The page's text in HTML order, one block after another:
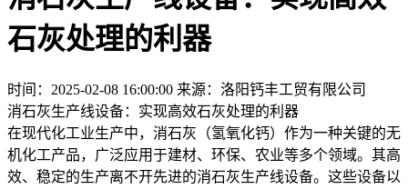
石灰处理的利器
时间：2025-02-08 16:00:00 来源：洛阳钙丰工贸有限公司
消石灰生产线设备：实现高效石灰处理的利器
在现代化工业生产中，消石灰（氢氧化钙）作为一种关键的无
机化工产品，广泛应用于建材、环保、农业等多个领域。其高
效、稳定的生产离不开先进的消石灰生产线设备。这些设备以